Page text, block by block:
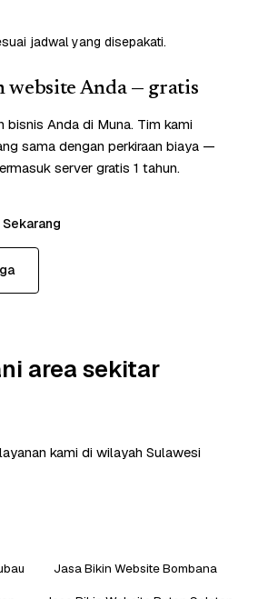
jadwal yang disepakati.
website Anda — gratis
bisnis Anda di Muna. Tim kami
sama dengan perkiraan biaya —
server gratis 1 tahun.
area sekitar
kami di wilayah Sulawesi
Jasa Bikin Website Bombana